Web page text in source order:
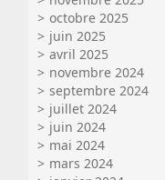
octobre 2025
juin 2025
avril 2025
novembre 2024
septembre 2024
juillet 2024
juin 2024
mai 2024
mars 2024